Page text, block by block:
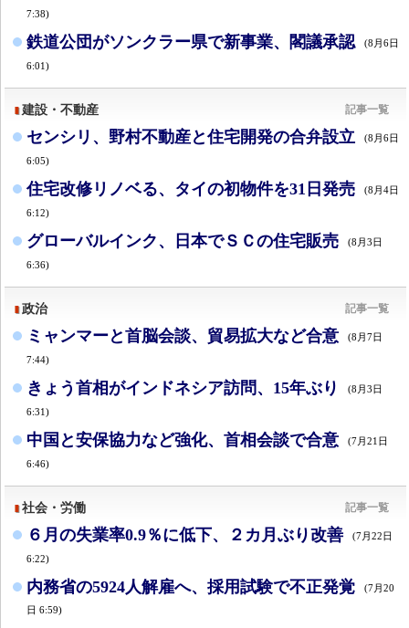
7:38)
鉄道公団がソンクラー県で新事業、閣議承認 (8月6日
6:01)
建設・不動産 記事一覧
センシリ、野村不動産と住宅開発の合弁設立 (8月6日
6:05)
住宅改修リノベる、タイの初物件を31日発売 (8月4日
6:12)
グローバルインク、日本でＳＣの住宅販売 (8月3日
6:36)
政治 記事一覧
ミャンマーと首脳会談、貿易拡大など合意 (8月7日
7:44)
きょう首相がインドネシア訪問、15年ぶり (8月3日
6:31)
中国と安保協力など強化、首相会談で合意 (7月21日
6:46)
社会・労働 記事一覧
６月の失業率0.9％に低下、２カ月ぶり改善 (7月22日
6:22)
内務省の5924人解雇へ、採用試験で不正発覚
(7月20
日 6:59)